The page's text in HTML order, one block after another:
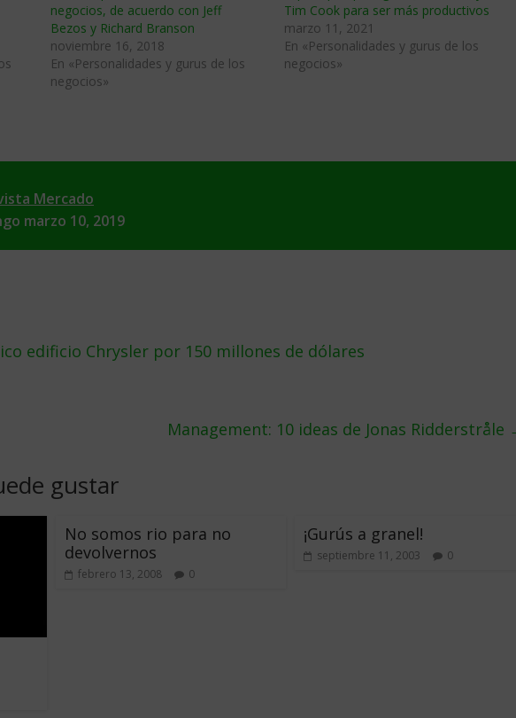
negocios, de acuerdo con Jeff
Bezos y Richard Branson
noviembre 16, 2018
En «Personalidades y gurus de los
negocios»
Tim Cook para ser más productivos
marzo 11, 2021
En «Personalidades y gurus de los
negocios»
Mercado
marzo 10, 2019
edificio Chrysler por 150 millones de dólares
Management: 10 ideas de Jonas Ridderstråle
gustar
No somos rio para no
devolvernos
febrero 13, 2008 0
¡Gurús a granel!
septiembre 11, 2003 0